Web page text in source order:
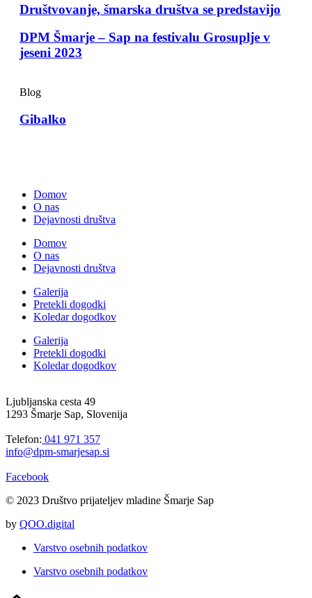
Društvovanje, šmarska društva se predstavijo
DPM Šmarje – Sap na festivalu Grosuplje v
jeseni 2023
Blog
Gibalko
Domov
O nas
Dejavnosti društva
Domov
O nas
Dejavnosti društva
Galerija
Pretekli dogodki
Koledar dogodkov
Galerija
Pretekli dogodki
Koledar dogodkov
Ljubljanska cesta 49
1293 Šmarje Sap, Slovenija
Telefon: 041 971 357
info@dpm-smarjesap.si
Facebook
© 2023 Društvo prijateljev mladine Šmarje Sap
by QOO.digital
Varstvo osebnih podatkov
Varstvo osebnih podatkov